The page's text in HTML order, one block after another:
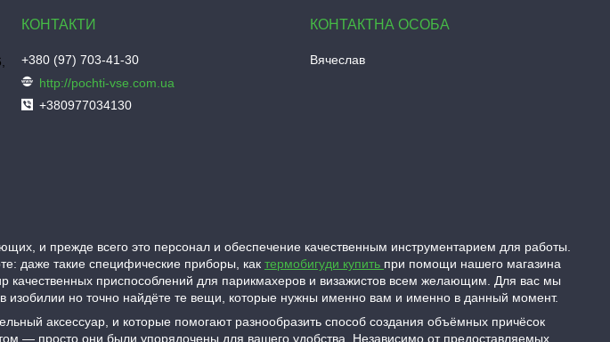
+380 (97) 703-41-30
http://pochti-vse.com.ua
+380977034130
Вячеслав
и прежде всего это персонал и обеспечение качественным инструментарием для работы.
даже такие специфические приборы, как термобигуди купить при помощи нашего магазина
приспособлений для парикмахеров и визажистов всем желающим. Для вас мы
изобилии но точно найдёте те вещи, которые нужны именно вам и именно в данный момент.
аксессуар, и которые помогают разнообразить способ создания объёмных причёсок
— просто они были упорядочены для вашего удобства. Независимо от предоставляемых